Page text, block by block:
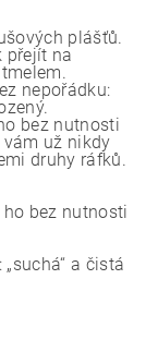
plášťů.
přejít na
nepořádku:
bez nutnosti
už nikdy
druhy ráfků.
bez nutnosti
a čistá